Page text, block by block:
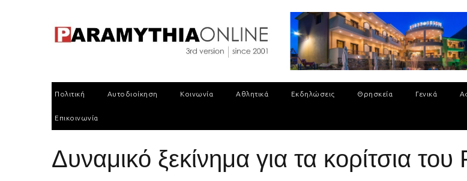
Πολιτική Αυτοδιοίκηση Κοινωνία Αθλητικά Εκδηλώσεις Θρησκεία Γενικά
Επικοινωνία
Δυναμικό ξεκίνημα για τα κορίτσια